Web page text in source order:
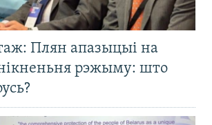
Плян апазыцыі на
рэжыму: што